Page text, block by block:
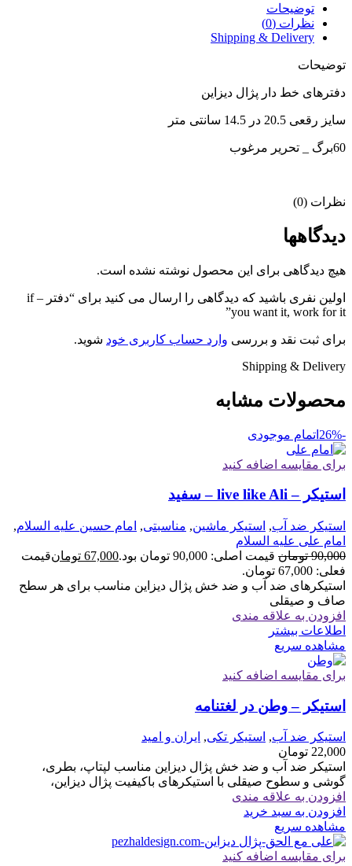
توضیحات
نظرات (0)
Shipping & Delivery
توضیحات
دفترهای خط دار پژال دیزاین
سایز رقعی 20.5 در 14.5 سانتی متر
60برگ _ تحریر مرغوب
نظرات (0)
دیدگاهها
هیچ دیدگاهی برای این محصول نوشته نشده است.
اولین نفری باشید که دیدگاهی را ارسال می کنید برای “دفتر – if
you want it, work for it”
برای ثبت نقد و بررسی وارد حساب کاربری خود شوید.
Shipping & Delivery
محصولات مشابه
-26% اتمام موجودی
برای مقایسه اضافه کنید
استیکر – live like Ali – سفید
استیکر ضد آب, استیکر ماشین, مناسبتی, امام حسین علیه السلام,
امام علی علیه السلام
90,000 تومان قیمت اصلی: 90,000 تومان بود. 67,000 تومانقیمت
فعلی: 67,000 تومان.
استیکرهای ضد آب و ضد خش پژال دیزاین مناسب برای هر سطح
صاف و صیقلی
افزودن به علاقه مندی
اطلاعات بیشتر
مشاهده سریع
برای مقایسه اضافه کنید
استیکر – وطن در لغتنامه
استیکر ضد آب, استیکر تکی, ایران و امید
22,000 تومان
استیکر ضد آب و ضد خش پژال دیزاین مناسب لپتاپ، بطری،
گوشی و سطوح صیقلی با استیکرهای باکیفیت پژال دیزاین،
افزودن به علاقه مندی
افزودن به سبد خرید
مشاهده سریع
برای مقایسه اضافه کنید